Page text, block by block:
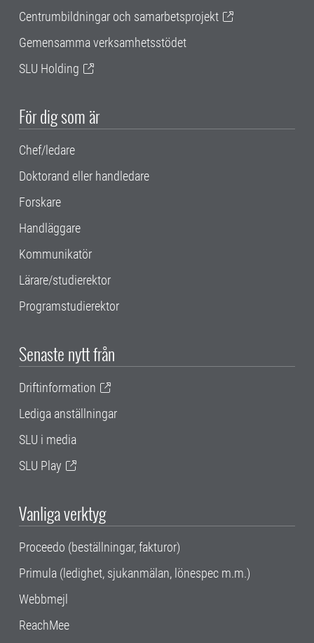
Centrumbildningar och samarbetsprojekt
Gemensamma verksamhetsstödet
SLU Holding
För dig som är
Chef/ledare
Doktorand eller handledare
Forskare
Handläggare
Kommunikatör
Lärare/studierektor
Programstudierektor
Senaste nytt från
Driftinformation
Lediga anställningar
SLU i media
SLU Play
Vanliga verktyg
Proceedo (beställningar, fakturor)
Primula (ledighet, sjukanmälan, lönespec m.m.)
Webbmejl
ReachMee